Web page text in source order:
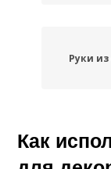
Руки
Картины
Как